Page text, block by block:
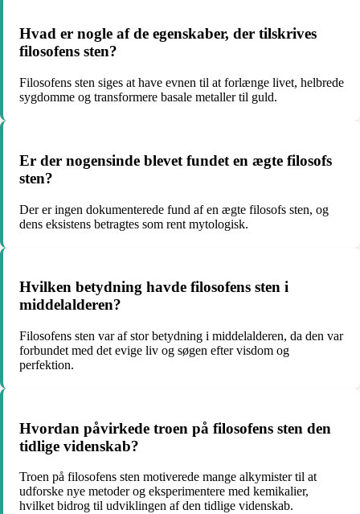
Hvad er nogle af de egenskaber, der tilskrives
filosofens sten?
Filosofens sten siges at have evnen til at forlænge livet, helbrede
sygdomme og transformere basale metaller til guld.
Er der nogensinde blevet fundet en ægte filosofs
sten?
Der er ingen dokumenterede fund af en ægte filosofs sten, og
dens eksistens betragtes som rent mytologisk.
Hvilken betydning havde filosofens sten i
middelalderen?
Filosofens sten var af stor betydning i middelalderen, da den var
forbundet med det evige liv og søgen efter visdom og
perfektion.
Hvordan påvirkede troen på filosofens sten den
tidlige videnskab?
Troen på filosofens sten motiverede mange alkymister til at
udforske nye metoder og eksperimentere med kemikalier,
hvilket bidrog til udviklingen af den tidlige videnskab.